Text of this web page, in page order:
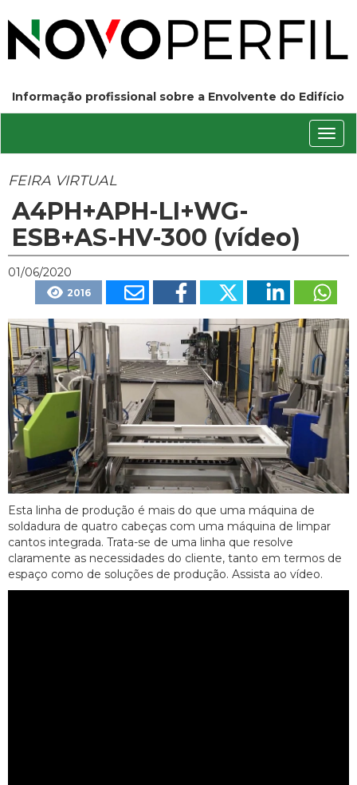
Informação profissional sobre a Envolvente do Edifício
FEIRA VIRTUAL
A4PH+APH-LI+WG-
ESB+AS-HV-300 (vídeo)
01/06/2020
2016
Esta linha de produção é mais do que uma máquina de
soldadura de quatro cabeças com uma máquina de limpar
cantos integrada. Trata-se de uma linha que resolve
claramente as necessidades do cliente, tanto em termos de
espaço como de soluções de produção. Assista ao vídeo.